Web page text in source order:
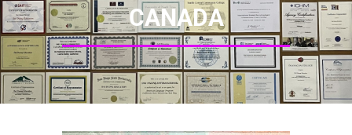
CANADA